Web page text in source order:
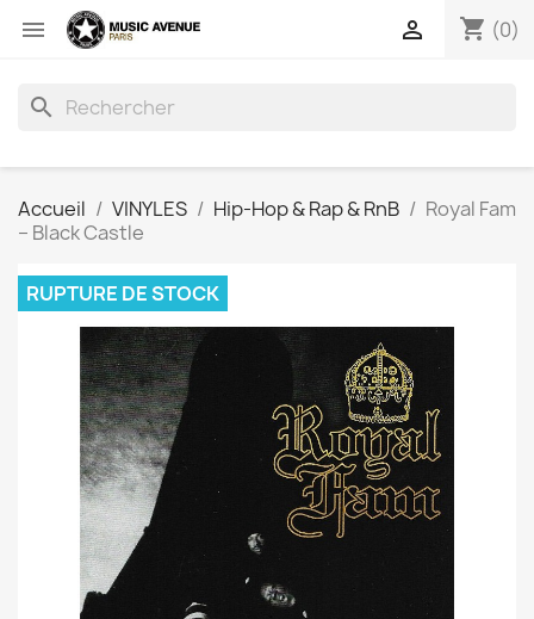
 shopping_cart (0)

search
Accueil VINYLES Hip-Hop & Rap & RnB
Royal Fam
‎– Black Castle
RUPTURE DE STOCK